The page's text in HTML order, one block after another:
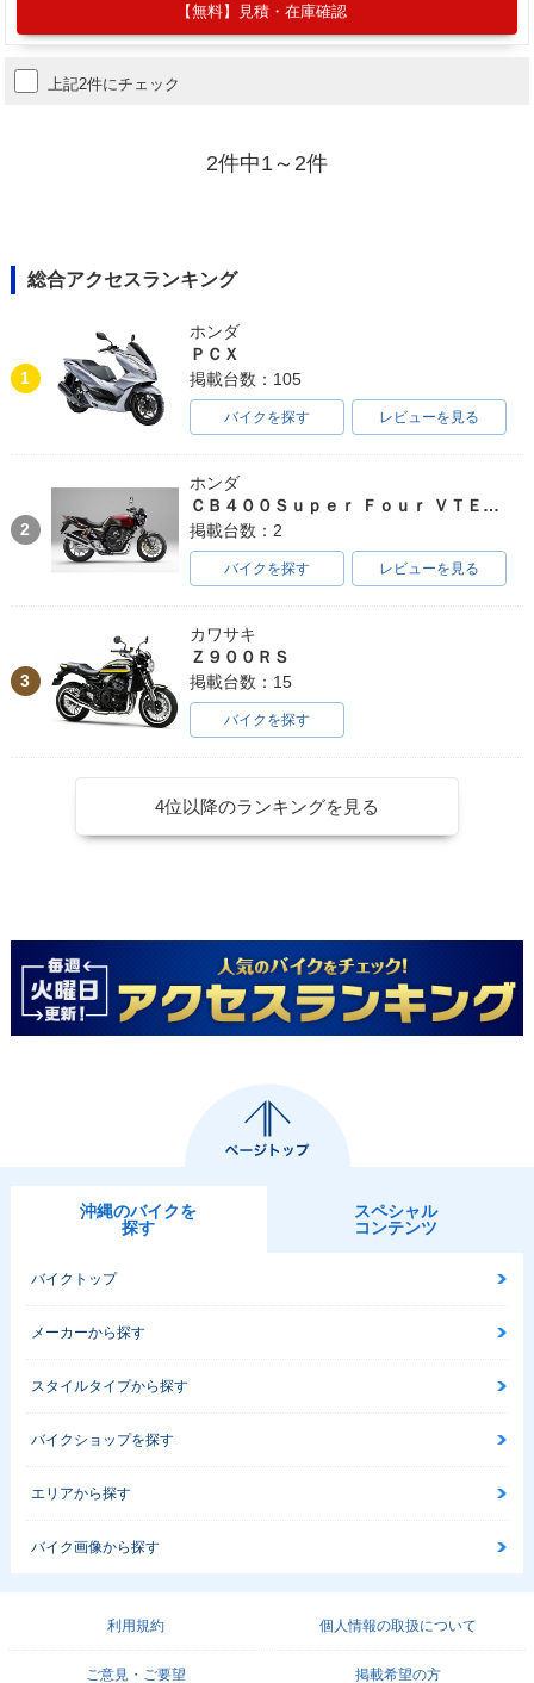
【無料】見積・在庫確認
上記2件にチェック
2件中1～2件
総合アクセスランキング
1
ホンダ
ＰＣＸ
掲載台数：105
バイクを探す レビューを見る
2
ホンダ
ＣＢ４００Ｓｕｐｅｒ Ｆｏｕｒ ＶＴＥＣ ＳＰＥＣ３
掲載台数：2
バイクを探す レビューを見る
3
カワサキ
Ｚ９００ＲＳ
掲載台数：15
バイクを探す
4位以降のランキングを見る
沖縄のバイクを
探す
スペシャル
コンテンツ
バイクトップ
メーカーから探す
スタイルタイプから探す
バイクショップを探す
エリアから探す
バイク画像から探す
利用規約 個人情報の取扱について
ご意見・ご要望 掲載希望の方